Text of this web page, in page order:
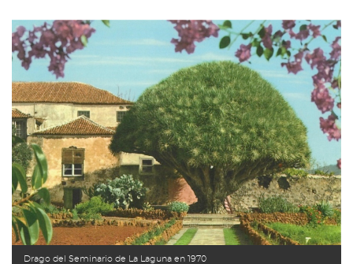
Drago del Seminario de La Laguna en 1970